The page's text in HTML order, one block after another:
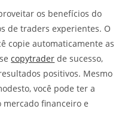
os benefícios do
de traders experientes. O
copie automaticamente as
copytrader de sucesso,
positivos. Mesmo
você pode ter a
financeiro e